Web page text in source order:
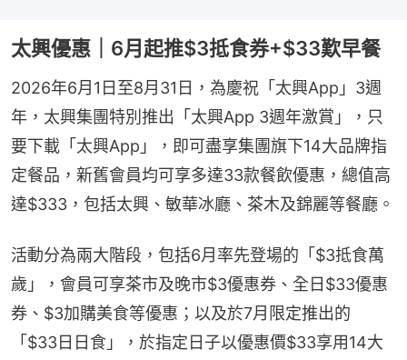
太興優惠｜6月起推$3抵食券+$33歎早餐
2026年6月1日至8月31日，為慶祝「太興App」3週
年，太興集團特別推出「太興App 3週年激賞」，只
要下載「太興App」，即可盡享集團旗下14大品牌指
定餐品，新舊會員均可享多達33款餐飲優惠，總值高
達$333，包括太興、敏華冰廳、茶木及錦麗等餐廳。
活動分為兩大階段，包括6月率先登場的「$3抵食萬
歲」，會員可享茶市及晚市$3優惠券、全日$33優惠
券、$3加購美食等優惠；以及於7月限定推出的
「$33日日食」，於指定日子以優惠價$33享用14大